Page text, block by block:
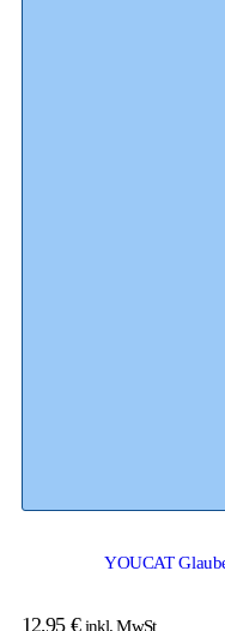
YOUCAT
12,95 € inkl. MwSt